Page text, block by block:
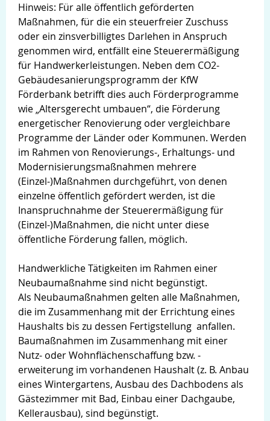
Hinweis: Für alle öffentlich geförderten
Maßnahmen, für die ein steuerfreier Zuschuss
oder ein zinsverbilligtes Darlehen in Anspruch
genommen wird, entfällt eine Steuerermäßigung
für Handwerkerleistungen. Neben dem CO2-
Gebäudesanierungsprogramm der KfW
Förderbank betrifft dies auch Förderprogramme
wie „Altersgerecht umbauen“, die Förderung
energetischer Renovierung oder vergleichbare
Programme der Länder oder Kommunen. Werden
im Rahmen von Renovierungs-, Erhaltungs- und
Modernisierungsmaßnahmen mehrere
(Einzel-)Maßnahmen durchgeführt, von denen
einzelne öffentlich gefördert werden, ist die
Inanspruchnahme der Steuerermäßigung für
(Einzel-)Maßnahmen, die nicht unter diese
öffentliche Förderung fallen, möglich.
Handwerkliche Tätigkeiten im Rahmen einer
Neubaumaßnahme sind nicht begünstigt.
Als Neubaumaßnahmen gelten alle Maßnahmen,
die im Zusammenhang mit der Errichtung eines
Haushalts bis zu dessen Fertigstellung anfallen.
Baumaßnahmen im Zusammenhang mit einer
Nutz- oder Wohnflächenschaffung bzw. -
erweiterung im vorhandenen Haushalt (z. B. Anbau
eines Wintergartens, Ausbau des Dachbodens als
Gästezimmer mit Bad, Einbau einer Dachgaube,
Kellerausbau), sind begünstigt.